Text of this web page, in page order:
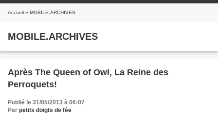
Accueil » MOBILE.ARCHIVES
MOBILE.ARCHIVES
Après The Queen of Owl, La Reine des
Perroquets!
Publié le 31/05/2013 à 06:07
Par petits doigts de fée